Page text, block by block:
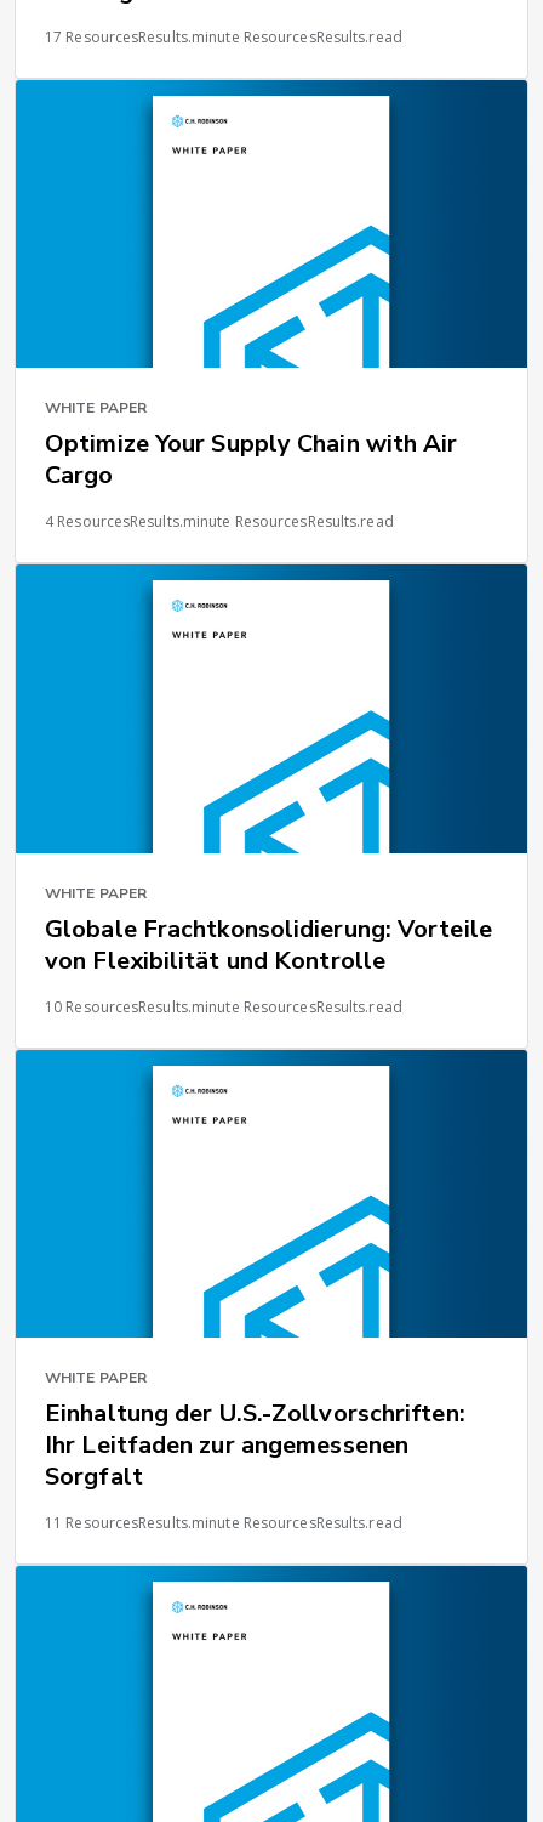
17 ResourcesResults.minute ResourcesResults.read
WHITE PAPER
Optimize Your Supply Chain with Air
Cargo
4 ResourcesResults.minute ResourcesResults.read
WHITE PAPER
Globale Frachtkonsolidierung: Vorteile
von Flexibilität und Kontrolle
10 ResourcesResults.minute ResourcesResults.read
WHITE PAPER
Einhaltung der U.S.-Zollvorschriften:
Ihr Leitfaden zur angemessenen
Sorgfalt
11 ResourcesResults.minute ResourcesResults.read